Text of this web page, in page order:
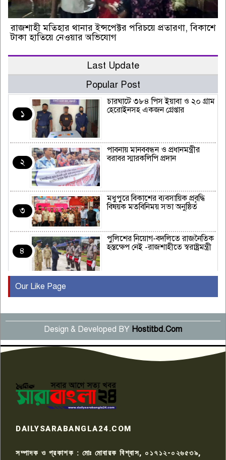
রাজশাহী মতিহার থানার ইন্সপেক্টর পরিচয়ে প্রতারণা, বিকাশে
টাকা হাতিয়ে নেওয়ার অভিযোগ
Last Update
Popular Post
১
চারঘাটে ৩৮৪ পিস ইয়াবা ও ২০ গ্রাম
হেরোইনসহ একজন গ্রেপ্তার
২
পাবনায় মানববন্ধন ও প্রধানমন্ত্রীর
বরাবর স্মারকলিপি প্রদান
৩
মধুপুরে বিকাশের ব্যবসায়িক প্রবৃদ্ধি
বিষয়ক মতবিনিময় সভা অনুষ্ঠিত
৪
পুলিশের নিয়োগ-বদলিতে রাজনৈতিক
হস্তক্ষেপ নেই -রাজশাহীতে স্বরাষ্ট্রমন্ত্রী
৫
বছর পূর্তি উদযাপন
৬
সংবাদ সম্মেলনে অভিযোগ অস্বীকার
উদ্দেশ্য প্রণোদিত সংবাদ প্রকাশের
প্রতিবাদ নাজির হাসানের
৭
কেটে ঘরে ঢুকে স্কুল শিক্ষিকাকে হত্যা
টয়লেটের ট্যাংকি থেকে লাশ উদ্ধার
রাজশাহীতে সন্ত্রাসী হামলায় গুরুতর
Our Like Page
Design & Developed BY Hostitbd.Com
DAILYSARABANGLA24.COM
সম্পাদক ও প্রকাশক : মোঃ মোবারক বিশ্বাস, ০১৭১২-০২৬৫৩৯,